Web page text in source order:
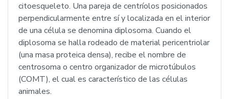
citoesqueleto. Una pareja de centríolos posicionados
perpendicularmente entre sí y localizada en el interior
de una célula se denomina diplosoma. Cuando el
diplosoma se halla rodeado de material pericentriolar
(una masa proteica densa), recibe el nombre de
centrosoma o centro organizador de microtúbulos
(COMT), el cual es característico de las células
animales.